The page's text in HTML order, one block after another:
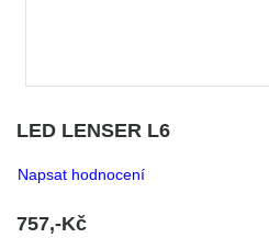
LED LENSER L6
Napsat hodnocení
757,-Kč